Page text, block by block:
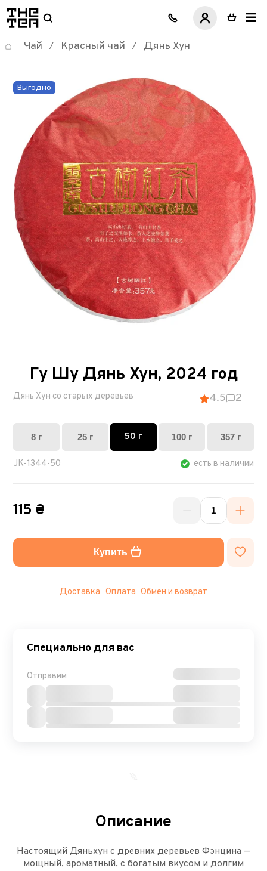
логотип
Чай / Красный чай / Дянь Хун
Выгодно
Гу Шу Дянь Хун, 2024 год
Дянь Хун со старых деревьев 4.5 2
8 г 25 г 50 г 100 г 357 г
JK-1344-50 есть в наличии
115 ₴
Купить
Доставка Оплата Обмен и возврат
Специально для вас
Отправим
Описание
Настоящий Дяньхун с древних деревьев Фэнцина —
мощный, ароматный, с богатым вкусом и долгим